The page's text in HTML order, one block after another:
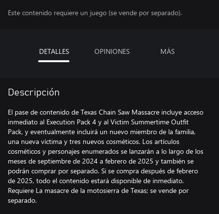
Este contenido requiere un juego (se vende por separado).
DETALLES OPINIONES MÁS
Descripción
El pase de contenido de Texas Chain Saw Massacre incluye acceso
inmediato al Execution Pack 4 y al Victim Summertime Outfit
Pack, y eventualmente incluirá un nuevo miembro de la familia,
una nueva víctima y tres nuevos cosméticos. Los artículos
cosméticos y personajes enumerados se lanzarán a lo largo de los
meses de septiembre de 2024 a febrero de 2025 y también se
podrán comprar por separado. Si se compra después de febrero
de 2025, todo el contenido estará disponible de inmediato.
Requiere La masacre de la motosierra de Texas; se vende por
separado.